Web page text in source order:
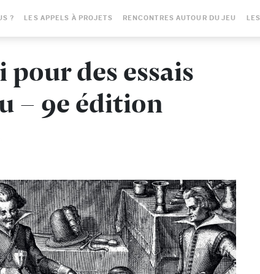
? LES APPELS À PROJETS RENCONTRES AUTOUR DU JEU
des essais
- 9e édition